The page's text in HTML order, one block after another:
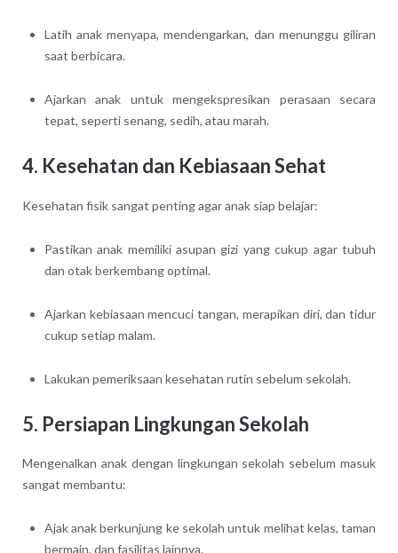
Latih anak menyapa, mendengarkan, dan menunggu giliran
saat berbicara.
Ajarkan anak untuk mengekspresikan perasaan secara
tepat, seperti senang, sedih, atau marah.
4. Kesehatan dan Kebiasaan Sehat
Kesehatan fisik sangat penting agar anak siap belajar:
Pastikan anak memiliki asupan gizi yang cukup agar tubuh
dan otak berkembang optimal.
Ajarkan kebiasaan mencuci tangan, merapikan diri, dan tidur
cukup setiap malam.
Lakukan pemeriksaan kesehatan rutin sebelum sekolah.
5. Persiapan Lingkungan Sekolah
Mengenalkan anak dengan lingkungan sekolah sebelum masuk
sangat membantu:
Ajak anak berkunjung ke sekolah untuk melihat kelas, taman
bermain, dan fasilitas lainnya.